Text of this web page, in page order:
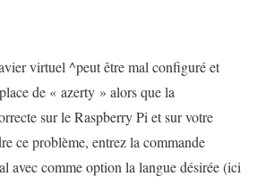
virtuel ^peut être mal configuré et
de « azerty » alors que la
sur le Raspberry Pi et sur votre
ce problème, entrez la commande
avec comme option la langue désirée (ici